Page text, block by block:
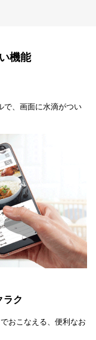
機能
で、画面に水滴がつい
ラク
おこなえる、便利なお